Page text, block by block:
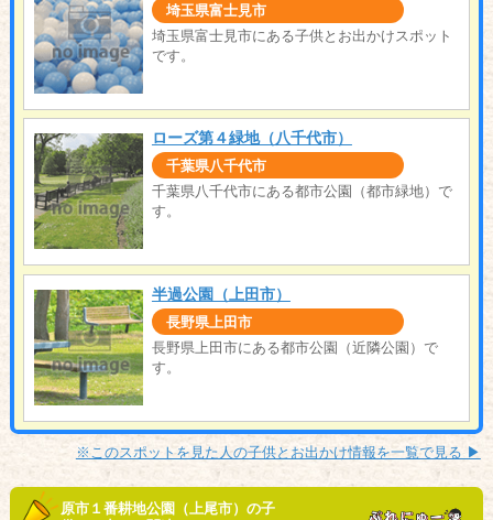
埼玉県富士見市
埼玉県富士見市にある子供とお出かけスポット
です。
ローズ第４緑地（八千代市）
千葉県八千代市
千葉県八千代市にある都市公園（都市緑地）で
す。
半過公園（上田市）
長野県上田市
長野県上田市にある都市公園（近隣公園）で
す。
※このスポットを見た人の子供とお出かけ情報を一覧で見る ▶︎
原市１番耕地公園（上尾市）の子